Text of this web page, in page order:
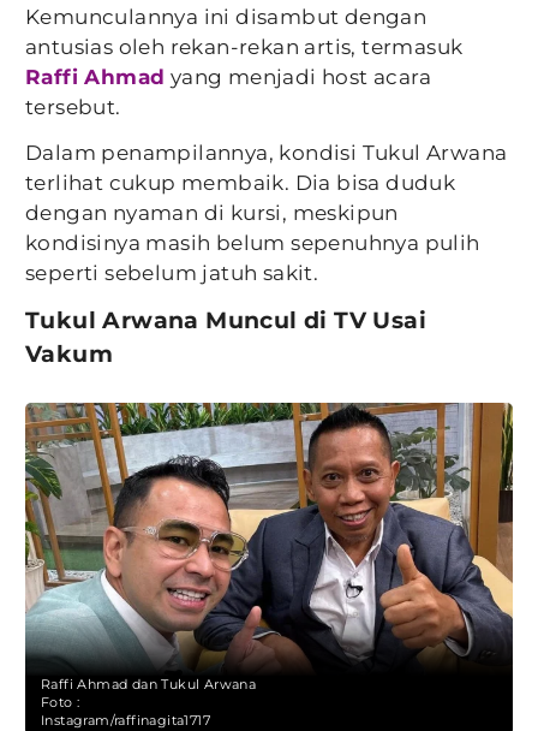
Kemunculannya ini disambut dengan
antusias oleh rekan-rekan artis, termasuk
Raffi Ahmad yang menjadi host acara
tersebut.
Dalam penampilannya, kondisi Tukul Arwana
terlihat cukup membaik. Dia bisa duduk
dengan nyaman di kursi, meskipun
kondisinya masih belum sepenuhnya pulih
seperti sebelum jatuh sakit.
Tukul Arwana Muncul di TV Usai
Vakum
Raffi Ahmad dan Tukul Arwana
Foto :
Instagram/raffinagita1717